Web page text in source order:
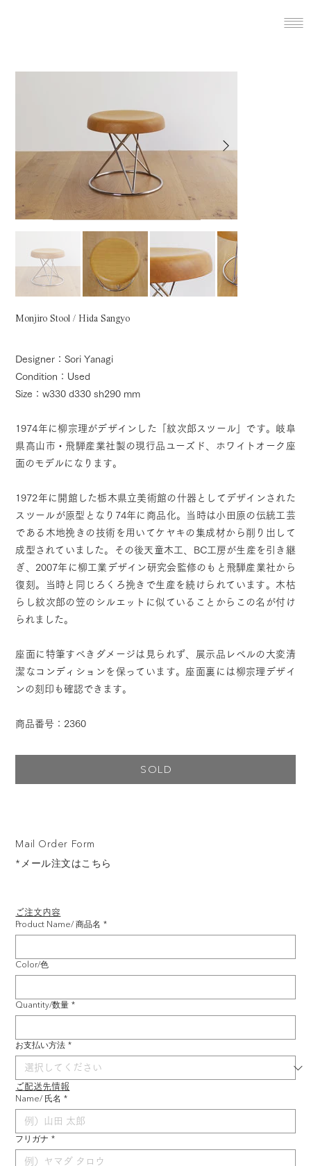
ご注文内容
Product Name/ 商品名 *
Color/色
Quantity/数量 *
お支払い方法 *
ご配送先情報
Name/ 氏名 *
フリガナ *
Mail Order Form
*メール注文はこちら
Monjiro Stool / Hida Sangyo
Designer：Sori Yanagi
Condition：Used
Size：w330 d330 sh290 mm
1974年に柳宗理がデザインした「紋次郎スツール」です。岐阜
県高山市・飛騨産業社製の現行品ユーズド、ホワイトオーク座
面のモデルになります。
1972年に開館した栃木県立美術館の什器としてデザインされた
スツールが原型となり74年に商品化。当時は小田原の伝統工芸
である木地挽きの技術を用いてケヤキの集成材から削り出して
成型されていました。その後天童木工、BC工房が生産を引き継
ぎ、2007年に柳工業デザイン研究会監修のもと飛騨産業社から
復刻。当時と同じろくろ挽きで生産を続けられています。木枯
らし紋次郎の笠のシルエットに似ていることからこの名が付け
られました。
座面に特筆すべきダメージは見られず、展示品レベルの大変清
潔なコンディションを保っています。座面裏には柳宗理デザイ
ンの刻印も確認できます。
商品番号：2360
SOLD